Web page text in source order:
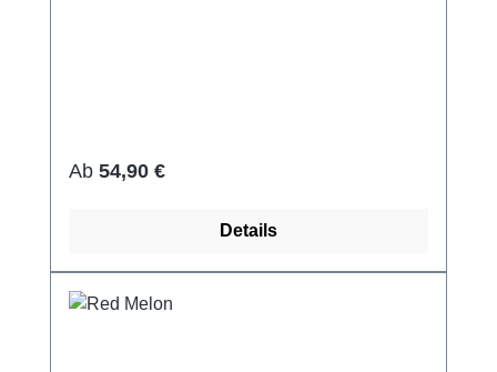
Regulärer Preis:
Ab 54,90 €
Details